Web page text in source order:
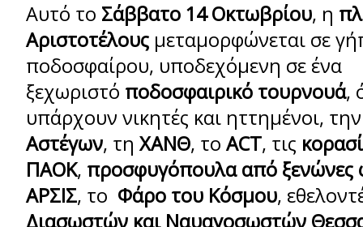
Αυτό το Σάββατο 14 Οκτωβρίου, η
Αριστοτέλους μεταμορφώνεται σε
ποδοσφαίρου, υποδεχόμενη σε ένα
ξεχωριστό ποδοσφαιρικό τουρνουά,
υπάρχουν νικητές και ηττημένοι,
Αστέγων, τη ΧΑΝΘ, το ACT, τις
ΠΑΟΚ, προσφυγόπουλα από ξενώνες
ΑΡΣΙΣ, το Φάρο του Κόσμου,
Διασωστών και Ναυαγοσωστών